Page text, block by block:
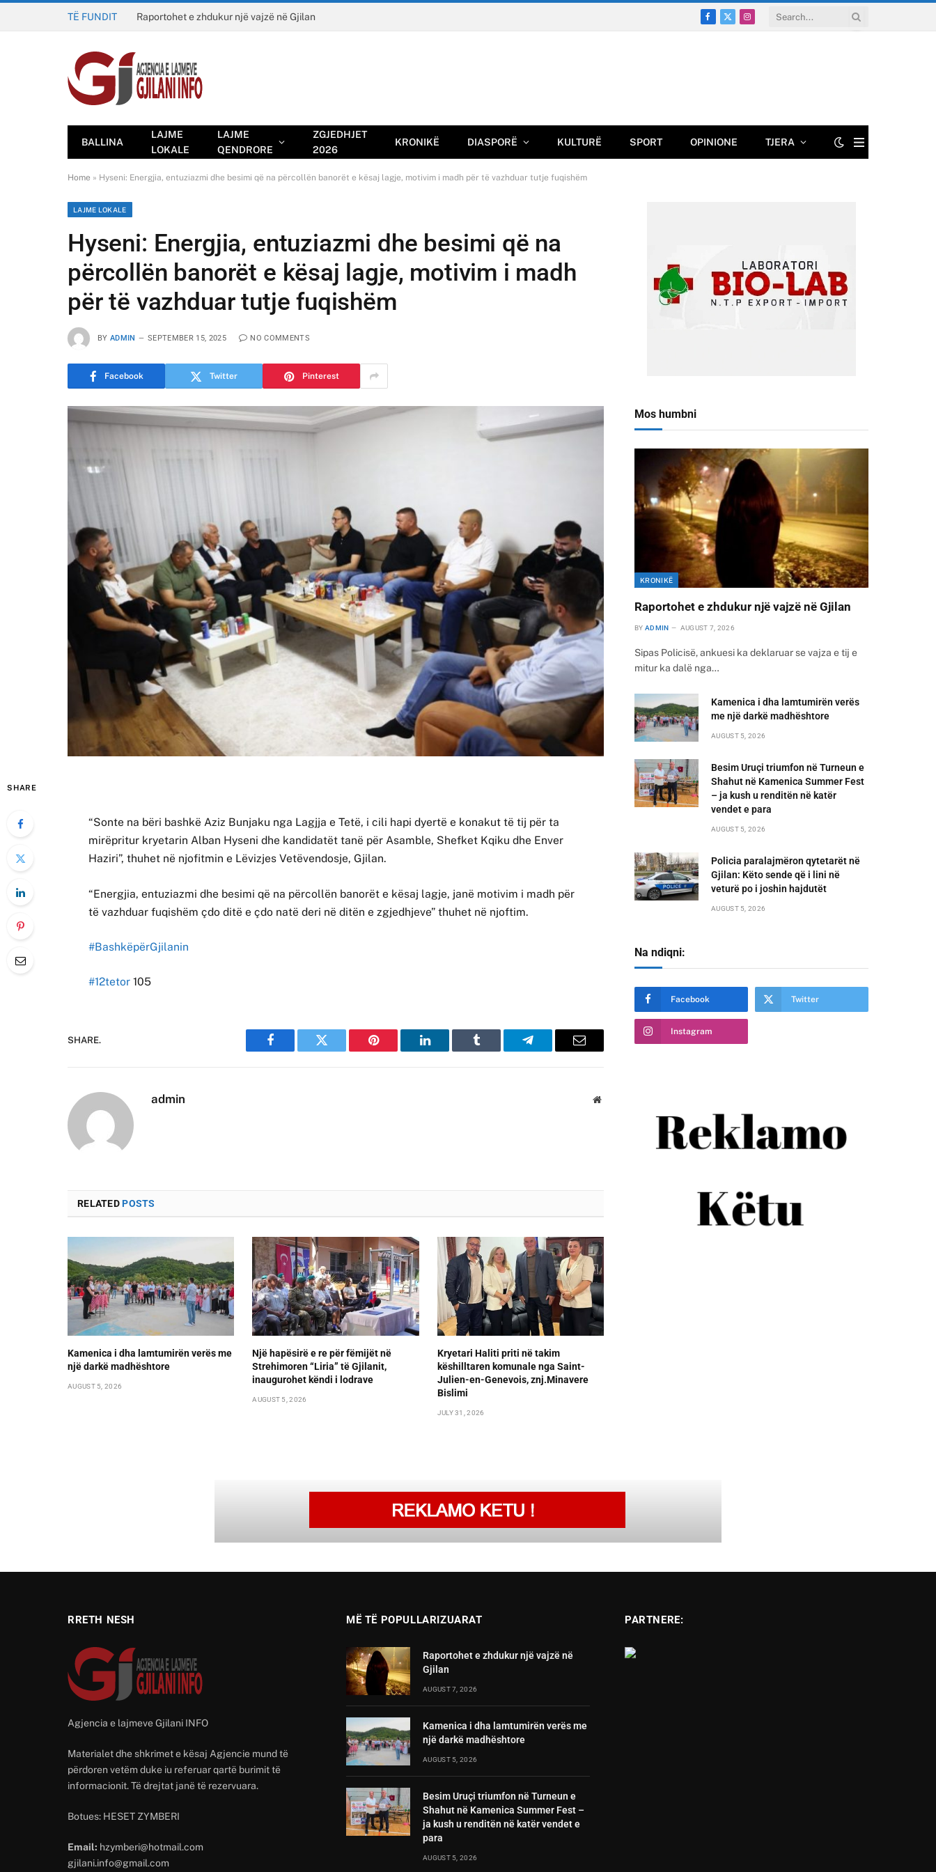
TË FUNDIT Raportohet e zhdukur një vajzë në Gjilan
Facebook
X
Instagram
BALLINA
LAJME
LOKALE
LAJME
QENDRORE
ZGJEDHJET
2026
KRONIKË DIASPORË KULTURË SPORT OPINIONE TJERA
Home » Hyseni: Energjia, entuziazmi dhe besimi që na përcollën banorët e kësaj lagje, motivim i madh për të vazhduar tutje fuqishëm
LAJME LOKALE
Hyseni: Energjia, entuziazmi dhe besimi që na
përcollën banorët e kësaj lagje, motivim i madh
për të vazhduar tutje fuqishëm
BY ADMIN SEPTEMBER 15, 2025 NO COMMENTS
Facebook Twitter Pinterest
SHARE
“Sonte na bëri bashkë Aziz Bunjaku nga Lagjja e Tetë, i cili hapi dyertë e konakut të tij për ta
mirëpritur kryetarin Alban Hyseni dhe kandidatët tanë për Asamble, Shefket Kqiku dhe Enver
Haziri”, thuhet në njofitmin e Lëvizjes Vetëvendosje, Gjilan.
“Energjia, entuziazmi dhe besimi që na përcollën banorët e kësaj lagje, janë motivim i madh për
të vazhduar fuqishëm çdo ditë e çdo natë deri në ditën e zgjedhjeve” thuhet në njoftim.
#BashkëpërGjilanin
#12tetor 105
SHARE.
Facebook Twitter Pinterest LinkedIn Tumblr Telegram Email
admin Website
RELATEDPOSTS
Kamenica i dha lamtumirën verës me
një darkë madhështore
AUGUST 5, 2026
Një hapësirë e re për fëmijët në
Strehimoren “Liria” të Gjilanit,
inaugurohet këndi i lodrave
AUGUST 5, 2026
Kryetari Haliti priti në takim
këshilltaren komunale nga Saint-
Julien-en-Genevois, znj.Minavere
Bislimi
JULY 31, 2026
Mos humbni
KRONIKË
Raportohet e zhdukur një vajzë në Gjilan
BY ADMIN AUGUST 7, 2026
Sipas Policisë, ankuesi ka deklaruar se vajza e tij e
mitur ka dalë nga…
Kamenica i dha lamtumirën verës
me një darkë madhështore
AUGUST 5, 2026
Besim Uruçi triumfon në Turneun e
Shahut në Kamenica Summer Fest
– ja kush u renditën në katër
vendet e para
AUGUST 5, 2026
Policia paralajmëron qytetarët në
Gjilan: Këto sende që i lini në
veturë po i joshin hajdutët
AUGUST 5, 2026
Na ndiqni:
Facebook Twitter
Instagram
RRETH NESH
Agjencia e lajmeve Gjilani INFO
Materialet dhe shkrimet e kësaj Agjencie mund të
përdoren vetëm duke iu referuar qartë burimit të
informacionit. Të drejtat janë të rezervuara.
Botues: HESET ZYMBERI
Email: hzymberi@hotmail.com
gjilani.info@gmail.com
MË TË POPULLARIZUARAT
Raportohet e zhdukur një vajzë në
Gjilan
AUGUST 7, 2026
Kamenica i dha lamtumirën verës me
një darkë madhështore
AUGUST 5, 2026
Besim Uruçi triumfon në Turneun e
Shahut në Kamenica Summer Fest –
ja kush u renditën në katër vendet e
para
AUGUST 5, 2026
PARTNERE: